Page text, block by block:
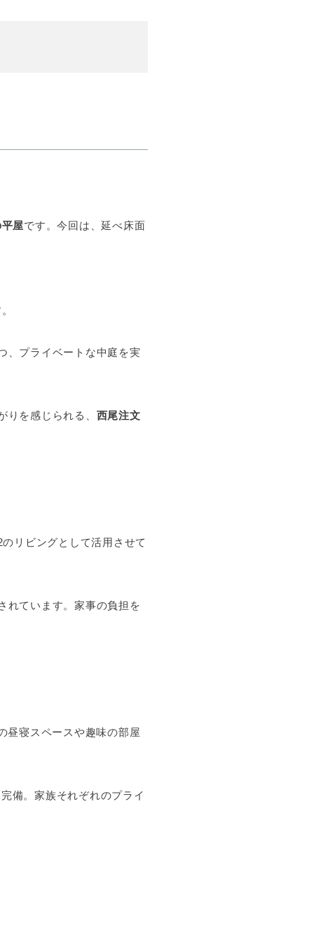
屋です。今回は、延べ床面
、プライベートな中庭を実
を感じられる、 西尾注文
リビングとして活用させて
れています。家事の負担を
昼寝スペースや趣味の部屋
備。家族それぞれのプライ